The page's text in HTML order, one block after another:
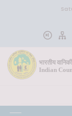
भारतीय
Indian
SLM, भा. वा.